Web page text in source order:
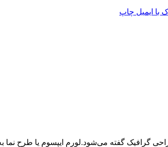
با ایمیل چاپ
گرافیک گفته می‌شود.لورم ایپسوم یا طرح‌